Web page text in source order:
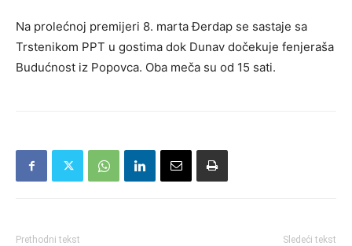
Na prolećnoj premijeri 8. marta Đerdap se sastaje sa
Trstenikom PPT u gostima dok Dunav dočekuje fenjeraša
Budućnost iz Popovca. Oba meča su od 15 sati.
Prethodni tekst Sledeći tekst